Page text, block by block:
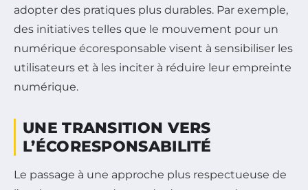
adopter des pratiques plus durables. Par exemple,
des initiatives telles que le mouvement pour un
numérique écoresponsable visent à sensibiliser les
utilisateurs et à les inciter à réduire leur empreinte
numérique.
UNE TRANSITION VERS
L’ÉCORESPONSABILITÉ
Le passage à une approche plus respectueuse de